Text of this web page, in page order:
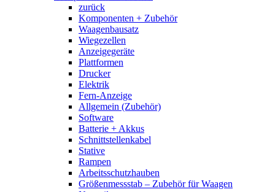
zurück
Komponenten + Zubehör
Waagenbausatz
Wiegezellen
Anzeigegeräte
Plattformen
Drucker
Elektrik
Fern-Anzeige
Allgemein (Zubehör)
Software
Batterie + Akkus
Schnittstellenkabel
Stative
Rampen
Arbeitsschutzhauben
Größenmessstab – Zubehör für Waagen